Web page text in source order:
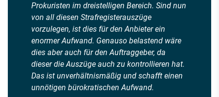
Prokuristen im dreistelligen Bereich. Sind nun
von all diesen Strafregisterauszüge
vorzulegen, ist dies für den Anbieter ein
enormer Aufwand. Genauso belastend wäre
dies aber auch für den Auftraggeber, da
dieser die Auszüge auch zu kontrollieren hat.
Das ist unverhältnismäßig und schafft einen
unnötigen bürokratischen Aufwand.